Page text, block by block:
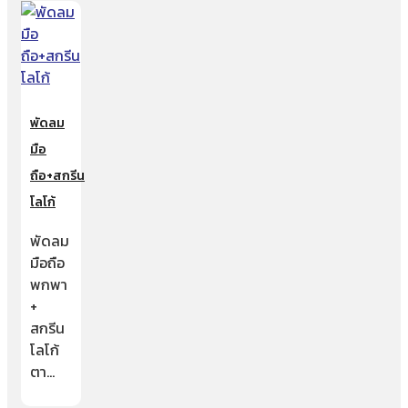
พัดลม
มือ
ถือ+สกรีน
โลโก้
พัดลม
มือถือ
พกพา
+
สกรีน
โลโก้
ตา…